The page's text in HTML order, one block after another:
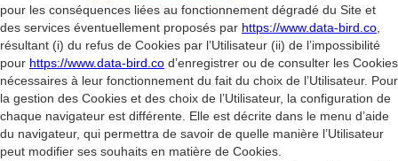
pour les conséquences liées au fonctionnement dégradé du Site et
des services éventuellement proposés par https://www.data-bird.co
résultant (i) du refus de Cookies par l’Utilisateur (ii) de l’impossibilité
pour https://www.data-bird.co d’enregistrer ou de consulter les Cookies
nécessaires à leur fonctionnement du fait du choix de l’Utilisateur. Pour
la gestion des Cookies et des choix de l’Utilisateur, la configuration de
chaque navigateur est différente. Elle est décrite dans le menu d’aide
du navigateur, qui permettra de savoir de quelle manière l’Utilisateur
peut modifier ses souhaits en matière de Cookies.